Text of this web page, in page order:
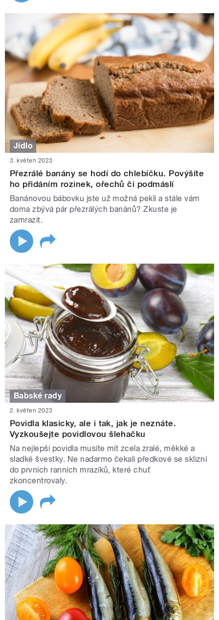
Jídlo
3. květen 2023
Přezrálé banány se hodí do chlebíčku. Povýšíte
ho přidáním rozinek, ořechů či podmáslí
Banánovou bábovku jste už možná pekli a stále vám
doma zbývá pár přezrálých banánů? Zkuste je
zamrazit.
Babské rady
2. květen 2023
Povidla klasicky, ale i tak, jak je neznáte.
Vyzkoušejte povidlovou šlehačku
Na nejlepší povidla musíte mít zcela zralé, měkké a
sladké švestky. Ne nadarmo čekali předkové se sklizní
do prvních ranních mrazíků, které chuť
zkoncentrovaly.